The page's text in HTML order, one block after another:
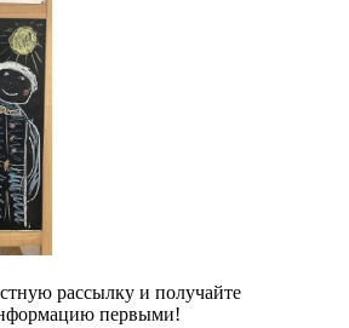
рассылку и получайте
первыми!